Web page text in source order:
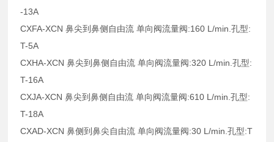
-13A
CXFA-XCN 鼻尖到鼻侧自由流 单向阀流量阀:160 L/min.孔型:
T-5A
CXHA-XCN 鼻尖到鼻侧自由流 单向阀流量阀:320 L/min.孔型:
T-16A
CXJA-XCN 鼻尖到鼻侧自由流 单向阀流量阀:610 L/min.孔型:
T-18A
CXAD-XCN 鼻侧到鼻尖自由流 单向阀流量阀:30 L/min.孔型:T